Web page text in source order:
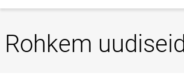
Rohkem uudiseid